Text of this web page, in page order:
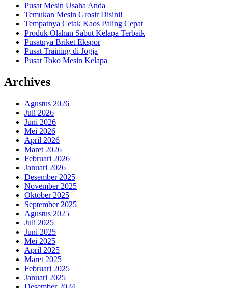
Pusat Mesin Usaha Anda
Temukan Mesin Grosir Disini!
Tempatnya Cetak Kaos Paling Cepat
Produk Olahan Sabut Kelapa Terbaik
Pusatnya Briket Ekspor
Pusat Training di Jogja
Pusat Toko Mesin Kelapa
Archives
Agustus 2026
Juli 2026
Juni 2026
Mei 2026
April 2026
Maret 2026
Februari 2026
Januari 2026
Desember 2025
November 2025
Oktober 2025
September 2025
Agustus 2025
Juli 2025
Juni 2025
Mei 2025
April 2025
Maret 2025
Februari 2025
Januari 2025